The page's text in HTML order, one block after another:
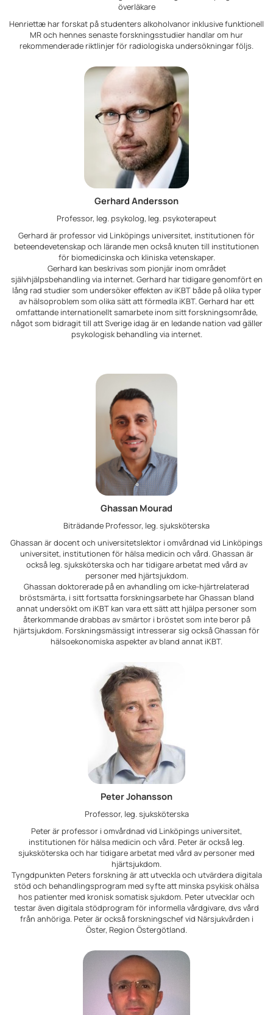
överläkare
Henriettæ har forskat på studenters alkoholvanor inklusive funktionell
MR och hennes senaste forskningsstudier handlar om hur
rekommenderade riktlinjer för radiologiska undersökningar följs.
Gerhard Andersson
Professor, leg. psykolog, leg. psykoterapeut
Gerhard är professor vid Linköpings universitet, institutionen för
beteendevetenskap och lärande men också knuten till institutionen
för biomedicinska och kliniska vetenskaper.
Gerhard kan beskrivas som pionjär inom området
självhjälpsbehandling via internet. Gerhard har tidigare genomfört en
lång rad studier som undersöker effekten av iKBT både på olika typer
av hälsoproblem som olika sätt att förmedla iKBT. Gerhard har ett
omfattande internationellt samarbete inom sitt forskningsområde,
något som bidragit till att Sverige idag är en ledande nation vad gäller
psykologisk behandling via internet.
Ghassan Mourad
Biträdande Professor, leg. sjuksköterska
Ghassan är docent och universitetslektor i omvårdnad vid Linköpings
universitet, institutionen för hälsa medicin och vård. Ghassan är
också leg. sjuksköterska och har tidigare arbetat med vård av
personer med hjärtsjukdom.
Ghassan doktorerade på en avhandling om icke-hjärtrelaterad
bröstsmärta, i sitt fortsatta forskningsarbete har Ghassan bland
annat undersökt om iKBT kan vara ett sätt att hjälpa personer som
återkommande drabbas av smärtor i bröstet som inte beror på
hjärtsjukdom. Forskningsmässigt intresserar sig också Ghassan för
hälsoekonomiska aspekter av bland annat iKBT.
Peter Johansson
Professor, leg. sjuksköterska
Peter är professor i omvårdnad vid Linköpings universitet,
institutionen för hälsa medicin och vård. Peter är också leg.
sjuksköterska och har tidigare arbetat med vård av personer med
hjärtsjukdom.
Tyngdpunkten Peters forskning är att utveckla och utvärdera digitala
stöd och behandlingsprogram med syfte att minska psykisk ohälsa
hos patienter med kronisk somatisk sjukdom. Peter utvecklar och
testar även digitala stödprogram för informella vårdgivare, dvs vård
från anhöriga. Peter är också forskningschef vid Närsjukvården i
Öster, Region Östergötland.